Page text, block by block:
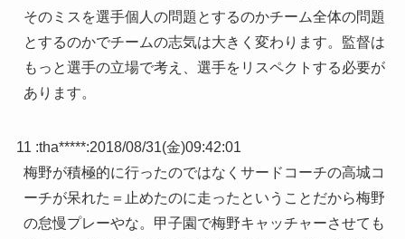
そのミスを選手個人の問題とするのかチーム全体の問題
とするのかでチームの志気は大きく変わります。監督は
もっと選手の立場で考え、選手をリスペクトする必要が
あります。
11 :tha*****:2018/08/31(金)09:42:01
梅野が積極的に行ったのではなくサードコーチの高城コ
ーチが呆れた＝止めたのに走ったということだから梅野
の怠慢プレーやな。甲子園で梅野キャッチャーさせても